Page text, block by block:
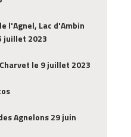
l'Agnel, Lac d'Ambin
juillet 2023
le 9 juillet 2023
Agnelons 29 juin